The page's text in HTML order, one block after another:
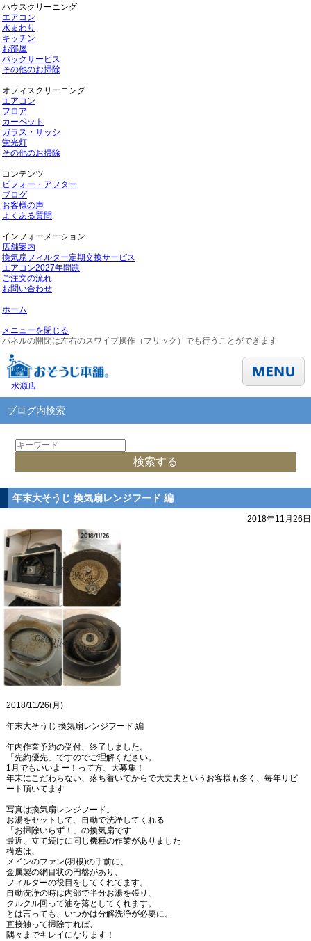
ハウスクリーニング
エアコン
水まわり
キッチン
お部屋
パックサービス
その他のお掃除
オフィスクリーニング
エアコン
フロア
カーペット
ガラス・サッシ
蛍光灯
その他のお掃除
コンテンツ
ビフォー・アフター
ブログ
お客様の声
よくある質問
インフォーメーション
店舗案内
換気扇フィルター定期交換サービス
エアコン2027年問題
ご注文の流れ
お問い合わせ
ホーム
メニューを閉じる
パネルの開閉は左右のスワイプ操作（フリック）でも行うことができます
水源店
ブログ内検索
年末大そうじ 換気扇レンジフード 編
2018年11月26日
2018/11/26(月)
年末大そうじ 換気扇レンジフード 編
年内作業予約の受付、終了しました。
「先約優先」ですのでご理解ください。
1月でもいいよー！って方、大募集！
年末にこだわらない、落ち着いてからで大丈夫というお客様も多く、毎年リピ
ート頂いてます
写真は換気扇レンジフード。
お湯をセットして、自動で洗浄してくれる
「お掃除いらず！」の換気扇です
最近、立て続けに同じ機種の作業がありました
構造は、
メインのファン(羽根)の手前に、
金属製の網目状の円盤があり、
フィルターの役目をしてくれてます。
自動洗浄の時は内部で半分お湯を張り、
クルクル回って油を落としてくれます。
とは言っても、いつかは分解洗浄が必要に。
直接触って掃除すれば、
隅々までキレイになります！